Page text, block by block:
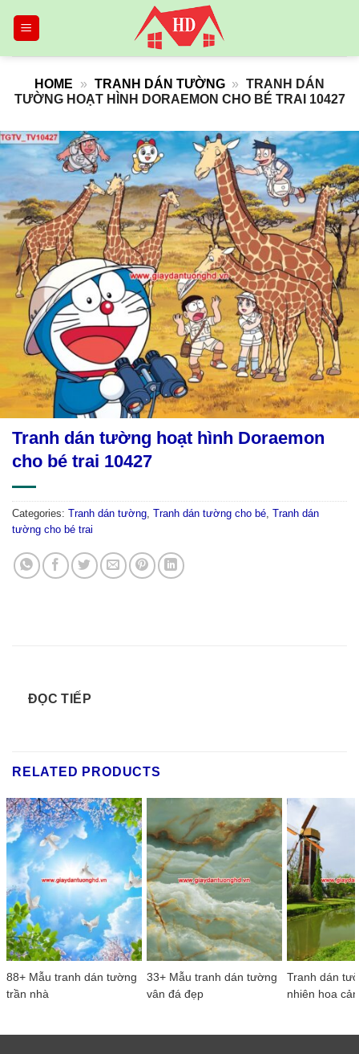
HOME » TRANH DÁN TƯỜNG » TRANH DÁN
TƯỜNG HOẠT HÌNH DORAEMON CHO BÉ TRAI 10427
Tranh dán tường hoạt hình Doraemon
cho bé trai 10427
Categories: Tranh dán tường, Tranh dán tường cho bé, Tranh dán
tường cho bé trai
ĐỌC TIẾP
RELATED PRODUCTS
88+ Mẫu tranh dán tường
trần nhà
33+ Mẫu tranh dán tường
vân đá đẹp
Tranh dán
nhiên hoa